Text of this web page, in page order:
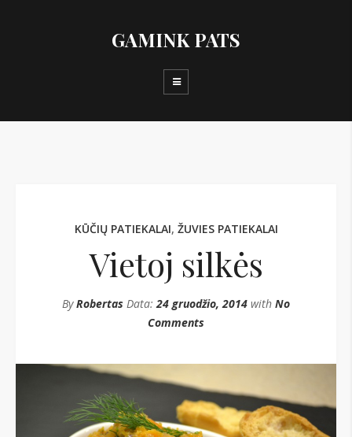
GAMINK PATS
KŪČIŲ PATIEKALAI, ŽUVIES PATIEKALAI
Vietoj silkės
ByRobertas Data:24 gruodžio, 2014 with No
Comments